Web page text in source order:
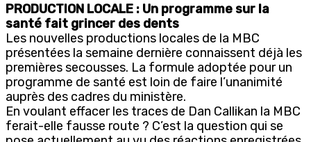
PRODUCTION LOCALE : Un programme sur la
santé fait grincer des dents
Les nouvelles productions locales de la MBC
présentées la semaine dernière connaissent déjà les
premières secousses. La formule adoptée pour un
programme de santé est loin de faire l’unanimité
auprès des cadres du ministère.
En voulant effacer les traces de Dan Callikan la MBC
ferait-elle fausse route ? C’est la question qui se